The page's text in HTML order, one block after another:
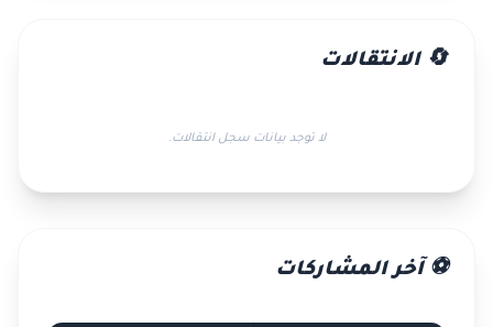
🔄 الانتقالات
لا توجد بيانات سجل انتقالات.
⚽ آخر المشاركات